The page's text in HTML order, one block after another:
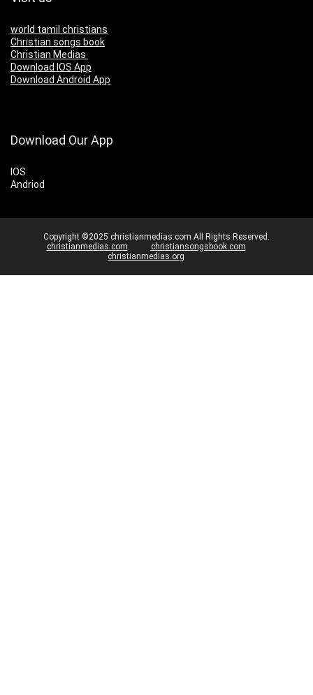
world tamil christians
Christian songs book
Christian Medias
Download IOS App
Download Android App
Download Our App
IOS
Andriod
Copyright ©2025 christianmedias.com All Rights Reserved.
christianmedias.com
christiansongsbook.com
christianmedias.org